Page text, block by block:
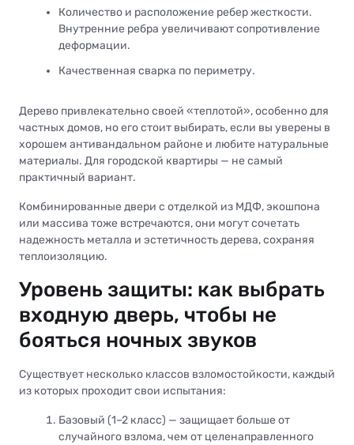
Количество и расположение ребер жесткости.
Внутренние ребра увеличивают сопротивление
деформации.
Качественная сварка по периметру.
Дерево привлекательно своей «теплотой», особенно для
частных домов, но его стоит выбирать, если вы уверены в
хорошем антивандальном районе и любите натуральные
материалы. Для городской квартиры — не самый
практичный вариант.
Комбинированные двери с отделкой из МДФ, экошпона
или массива тоже встречаются, они могут сочетать
надежность металла и эстетичность дерева, сохраняя
теплоизоляцию.
Уровень защиты: как выбрать
входную дверь, чтобы не
бояться ночных звуков
Существует несколько классов взломостойкости, каждый
из которых проходит свои испытания:
Базовый (1–2 класс) — защищает больше от
случайного взлома, чем от целенаправленного